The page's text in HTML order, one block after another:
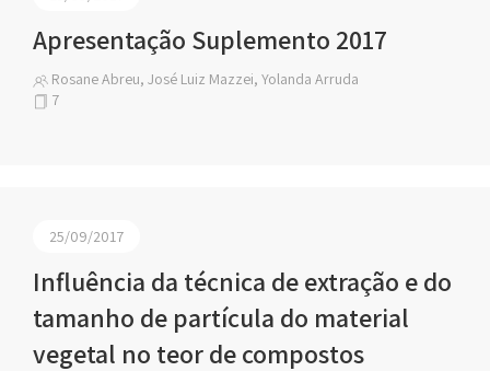
Apresentação Suplemento 2017
Rosane Abreu, José Luiz Mazzei, Yolanda Arruda
7
25/09/2017
Influência da técnica de extração e do
tamanho de partícula do material
vegetal no teor de compostos